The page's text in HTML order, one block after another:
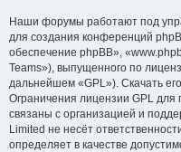
Наши форумы работают под
для создания конференций
обеспечение phpBB»,
Teams»), выпущенного по
дальнейшем «GPL»). Скачать
Ограничения лицензии GPL для
связаны с организацией и
Limited не несёт
определяет в качестве